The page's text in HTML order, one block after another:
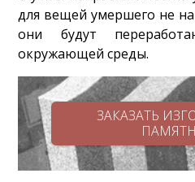
для вещей умершего не
они будут
окружающей среды.
ЗАКАЗАТЬ